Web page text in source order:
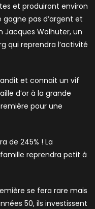
et produiront environ
gagne pas d’argent et
Jacques Wolhuter, un
qui reprendra l’activité
et connait un vif
d’or à la grande
pour une
de 245% ! La
reprendra petit à
se fera rare mais
50, ils investissent